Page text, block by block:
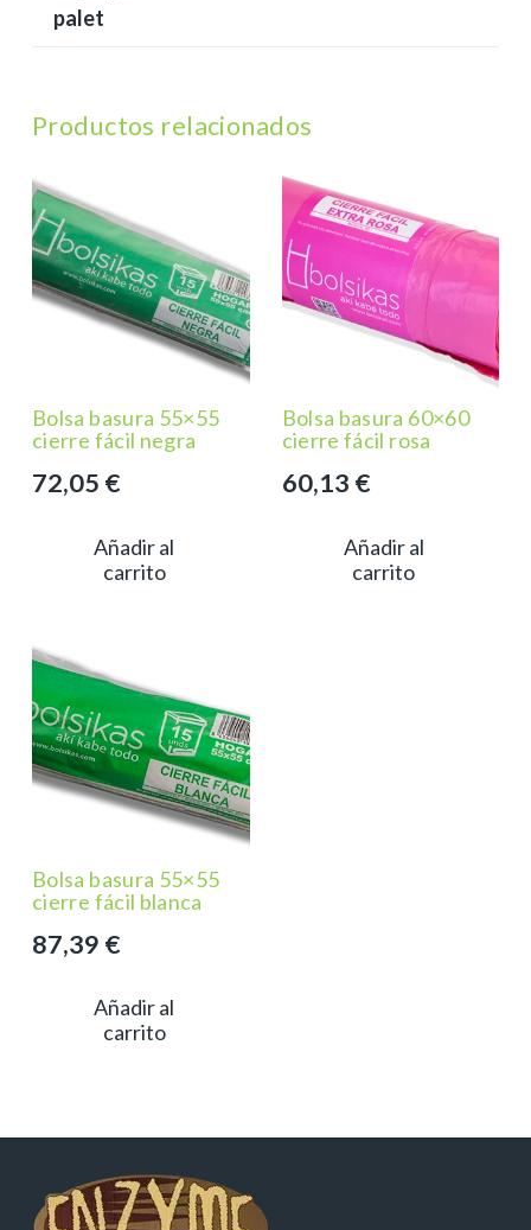
palet
Productos relacionados
Bolsa basura 55×55
cierre fácil negra
72,05 €
Añadir al
carrito
Bolsa basura 60×60
cierre fácil rosa
60,13 €
Añadir al
carrito
Bolsa basura 55×55
cierre fácil blanca
87,39 €
Añadir al
carrito